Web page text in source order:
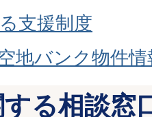
支援制度
地バンク物件情
る相談窓